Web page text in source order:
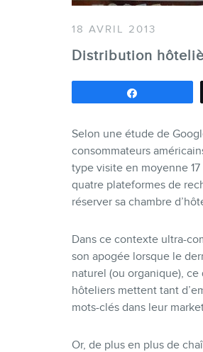
18 AVRIL 2013
Distribution
Selon une étude de
consommateurs
type visite en moyenne
quatre plateformes de
réserver sa chambre
Dans ce contexte ultra-
son apogée lorsque le
naturel (ou organique),
hôteliers mettent tant
mots-clés dans leur
Or, de plus en plus de